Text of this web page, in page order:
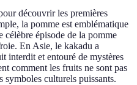
découvrir les premières
la pomme est emblématique
célèbre épisode de la pomme
En Asie, le kakadu a
interdit et entouré de mystères
comment les fruits ne sont pas
symboles culturels puissants.